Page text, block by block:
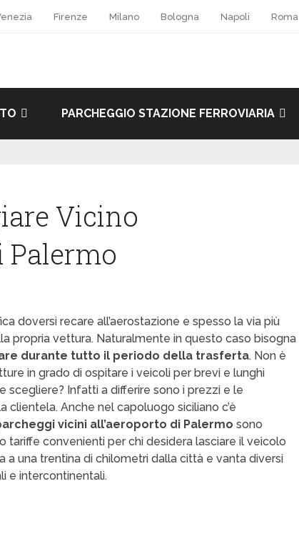
Firenze Milano Bologna Napoli Roma
PARCHEGGIO STAZIONE FERROVIARIA
Vicino
Palermo
doversi recare all’aerostazione e spesso la via più
propria vettura. Naturalmente in questo caso bisogna
durante tutto il periodo della trasferta. Non è
in grado di ospitare i veicoli per brevi e lunghi
scegliere? Infatti a differire sono i prezzi e le
clientela. Anche nel capoluogo siciliano c’è
vicini all’aeroporto di Palermo sono
tariffe convenienti per chi desidera lasciare il veicolo
a una trentina di chilometri dalla città e vanta diversi
e intercontinentali.